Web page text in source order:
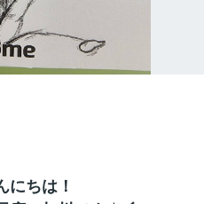
にちは！